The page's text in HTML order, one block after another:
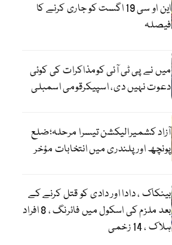
این او سی 19 اگست کو جاری کرنے کا
فیصلہ
میں نے پی ٹی آئی کومذاکرات کی کوئی
دعوت نہیں دی، اسپیکرقومی اسمبلی
آزاد کشمیرالیکشن تیسرا مرحلہ؛ضلع
پونچھ اور پلندری میں انتخابات مؤخر
بینکاک ، دادا اور دادی کو قتل کرنے کے
بعد ملزم کی اسکول میں فائرنگ ، 8 افراد
ہلاک ، 14 زخمی